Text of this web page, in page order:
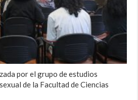
por el grupo de estudios
de la Facultad de Ciencias